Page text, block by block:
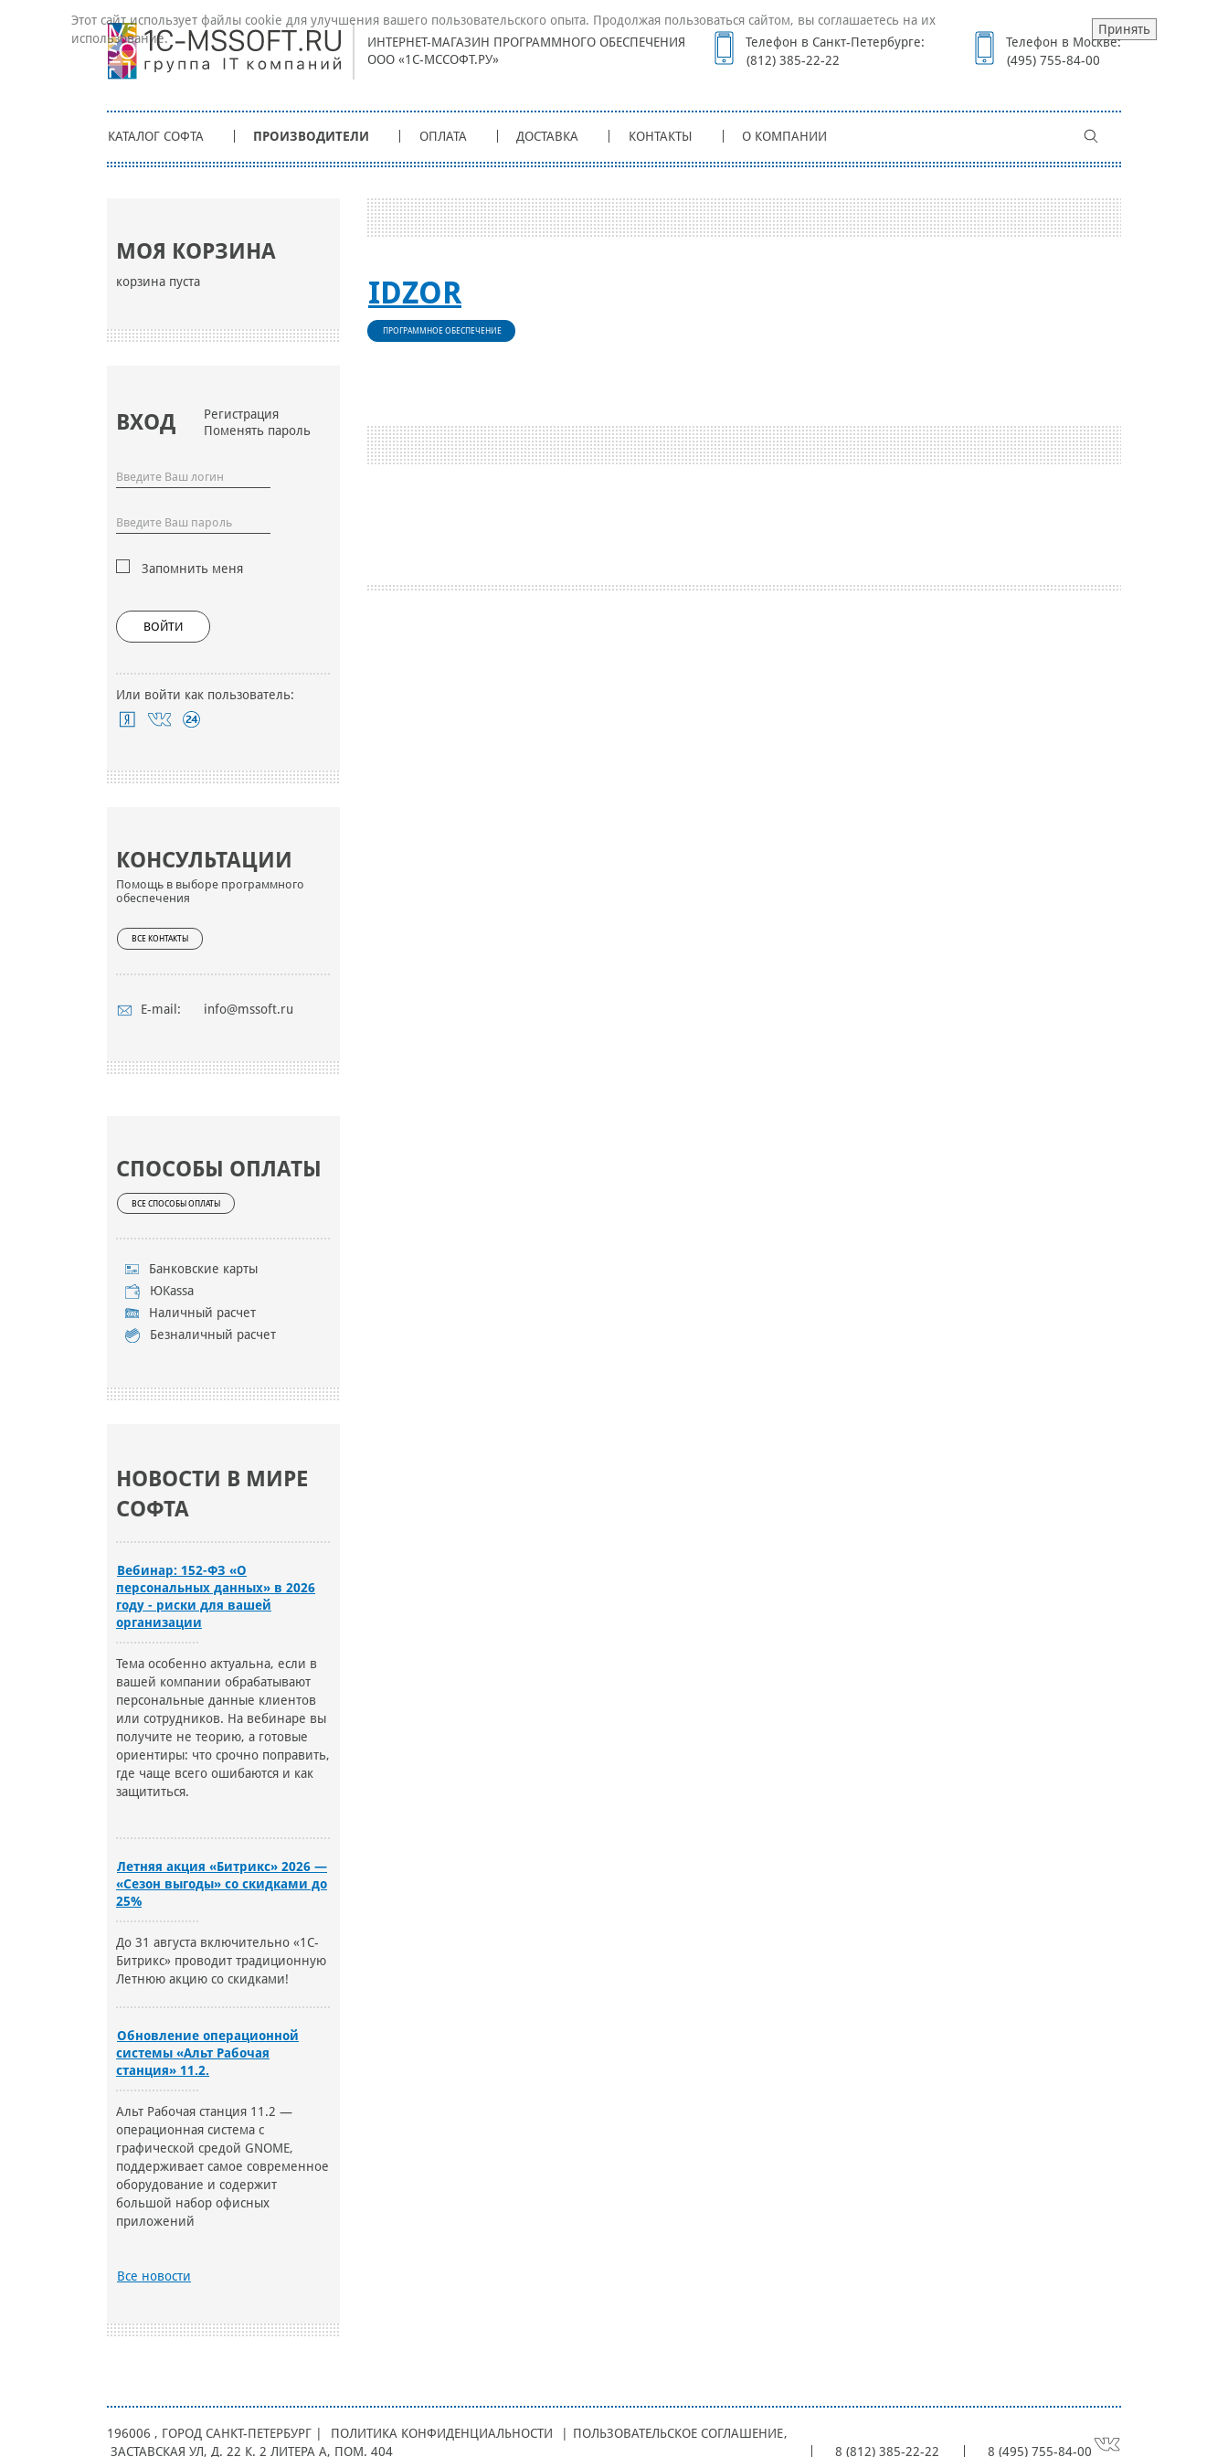
ИНТЕРНЕТ-МАГАЗИН ПРОГРАММНОГО ОБЕСПЕЧЕНИЯ
ООО «1С-МССОФТ.РУ»
Телефон в Санкт-Петербурге:
(812) 385-22-22
Телефон в Москве:
(495) 755-84-00
КАТАЛОГ СОФТА ПРОИЗВОДИТЕЛИ ОПЛАТА ДОСТАВКА КОНТАКТЫ О КОМПАНИИ
МОЯ КОРЗИНА
корзина пуста
ВХОД
Регистрация
Поменять пароль
Запомнить меня
ВОЙТИ
Или войти как пользователь:
КОНСУЛЬТАЦИИ
Помощь в выборе программного
обеспечения
ВСЕ КОНТАКТЫ
E-mail: info@mssoft.ru
СПОСОБЫ ОПЛАТЫ
ВСЕ СПОСОБЫ ОПЛАТЫ
Банковские карты
ЮKassa
Наличный расчет
Безналичный расчет
НОВОСТИ В МИРЕ
СОФТА
Вебинар: 152-ФЗ «О
персональных данных» в 2026
году - риски для вашей
организации
Тема особенно актуальна, если в
вашей компании обрабатывают
персональные данные клиентов
или сотрудников. На вебинаре вы
получите не теорию, а готовые
ориентиры: что срочно поправить,
где чаще всего ошибаются и как
защититься.
Летняя акция «Битрикс» 2026 —
«Сезон выгоды» со скидками до
25%
До 31 августа включительно «1С-
Битрикс» проводит традиционную
Летнюю акцию со скидками!
Обновление операционной
системы «Альт Рабочая
станция» 11.2.
Альт Рабочая станция 11.2 —
операционная система с
графической средой GNOME,
поддерживает самое современное
оборудование и содержит
большой набор офисных
приложений
Все новости
IDZOR
ПРОГРАММНОЕ ОБЕСПЕЧЕНИЕ
196006 , ГОРОД САНКТ-ПЕТЕРБУРГ | ПОЛИТИКА КОНФИДЕНЦИАЛЬНОСТИ ПОЛЬЗОВАТЕЛЬСКОЕ СОГЛАШЕНИЕ,
ЗАСТАВСКАЯ УЛ, Д. 22 К. 2 ЛИТЕРА А, ПОМ. 404
8 (812) 385-22-22 8 (495) 755-84-00
Этот сайт использует файлы cookie для улучшения вашего пользовательского опыта. Продолжая пользоваться сайтом, вы соглашаетесь на их
использование.
Принять